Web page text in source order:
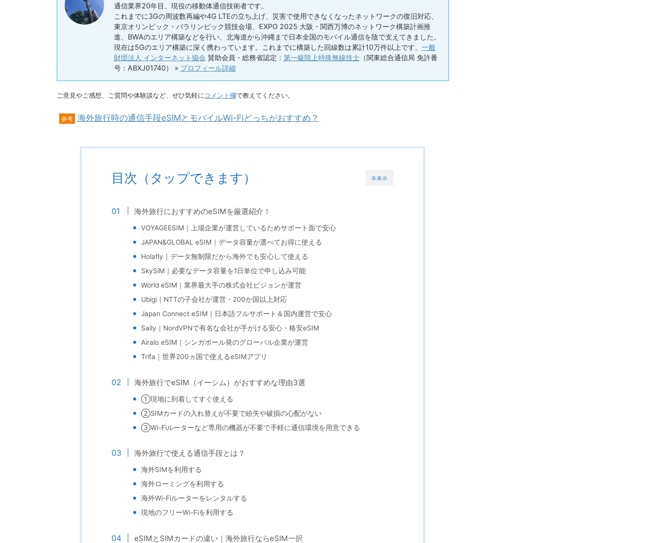
通信業界20年目、現役の移動体通信技術者です。
これまでに3Gの周波数再編や4G LTEの立ち上げ、災害で使用できなくなったネットワークの復旧対応、
東京オリンピック・パラリンピック競技会場、EXPO 2025 大阪・関西万博のネットワーク構築計画推
進、BWAのエリア構築などを行い、北海道から沖縄まで日本全国のモバイル通信を陰で支えてきました。
現在は5Gのエリア構築に深く携わっています。これまでに構築した回線数は累計10万件以上です。 一般
財団法人 インターネット協会 賛助会員・総務省認定： 第一級陸上特殊無線技士（関東総合通信局 免許番
号：ABXJ01740） » プロフィール詳細
ご意見やご感想、ご質問や体験談など、ぜひ気軽に コメント欄で教えてください。
参考 海外旅行時の通信手段eSIMとモバイルWi-Fiどっちがおすすめ？
非表示
目次（タップできます）
海外旅行におすすめのeSIMを厳選紹介！
VOYAGEESIM｜上場企業が運営しているためサポート面で安心
JAPAN&GLOBAL eSIM｜データ容量が選べてお得に使える
Holafly｜データ無制限だから海外でも安心して使える
SkySiM｜必要なデータ容量を1日単位で申し込み可能
World eSIM｜業界最大手の株式会社ビジョンが運営
Ubigi｜NTTの子会社が運営・200か国以上対応
Japan Connect eSIM｜日本語フルサポート＆国内運営で安心
Saily｜NordVPNで有名な会社が手がける安心・格安eSIM
Airalo eSIM｜シンガポール発のグローバル企業が運営
Trifa｜世界200ヵ国で使えるeSIMアプリ
海外旅行でeSIM（イーシム）がおすすめな理由3選
①現地に到着してすぐ使える
②SIMカードの入れ替えが不要で紛失や破損の心配がない
③Wi-Fiルーターなど専用の機器が不要で手軽に通信環境を用意できる
海外旅行で使える通信手段とは？
海外SIMを利用する
海外ローミングを利用する
海外Wi-Fiルーターをレンタルする
現地のフリーWi-Fiを利用する
eSIMとSIMカードの違い｜海外旅行ならeSIM一択